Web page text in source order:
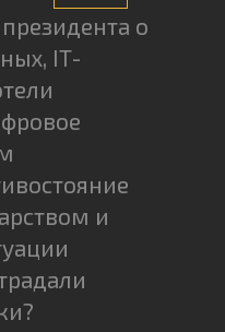
о
IT-
и